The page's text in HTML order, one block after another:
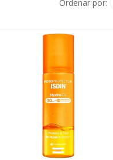
Ordenar por: